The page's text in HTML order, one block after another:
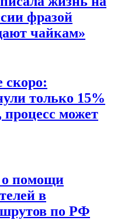
фразой
чайкам»
скоро:
только 15%
может
помощи
в
по РФ